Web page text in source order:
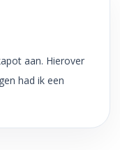
aan. Hierover
had ik een